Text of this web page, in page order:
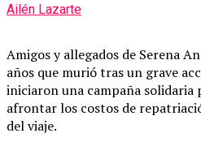
Ailén Lazarte
Amigos y allegados de Serena
años que murió tras un grave
iniciaron una campaña solidaria
afrontar los costos de
del viaje.